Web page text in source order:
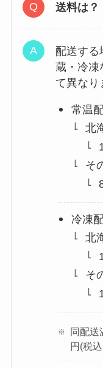
送料は？
配送する
蔵・冷凍
て異なり
常温
北
そ
冷凍
北
そ
同配送
円(税